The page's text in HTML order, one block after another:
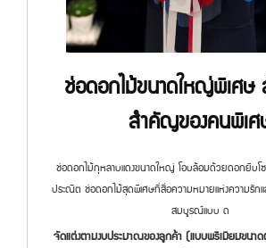
ช่อดอกไม้ขนาดใหญ่พิเศษ
สำคัญของคนพิเ
ช่อดอกไม้กุหลาบแดงขนาดใหญ่ โอบล้อมด้วยดอกยิบโซ
ประณีต ช่อดอกไม้สุดพิเศษที่สื่อความหมายแห่งความรักแ
สมบูรณ์แบบ ด
จัดแต่งตามงบประมาณของลูกค้า (แบบพรีเมียมขนา